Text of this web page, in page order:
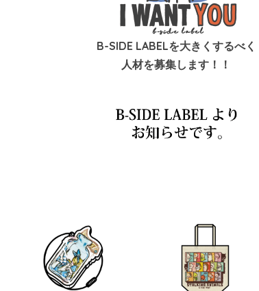
B-SIDE LABELを大きくするべく
人材を募集します！！